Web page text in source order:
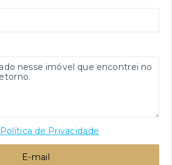
Política de Privacidade
E-mail